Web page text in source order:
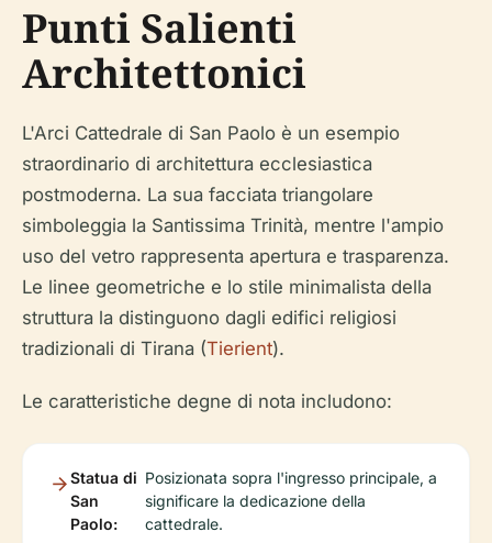
Punti Salienti
Architettonici
L'Arci Cattedrale di San Paolo è un esempio
straordinario di architettura ecclesiastica
postmoderna. La sua facciata triangolare
simboleggia la Santissima Trinità, mentre l'ampio
uso del vetro rappresenta apertura e trasparenza.
Le linee geometriche e lo stile minimalista della
struttura la distinguono dagli edifici religiosi
tradizionali di Tirana (Tierient).
Le caratteristiche degne di nota includono:
Statua di
San
Paolo:
Posizionata sopra l'ingresso principale, a
significare la dedicazione della
cattedrale.